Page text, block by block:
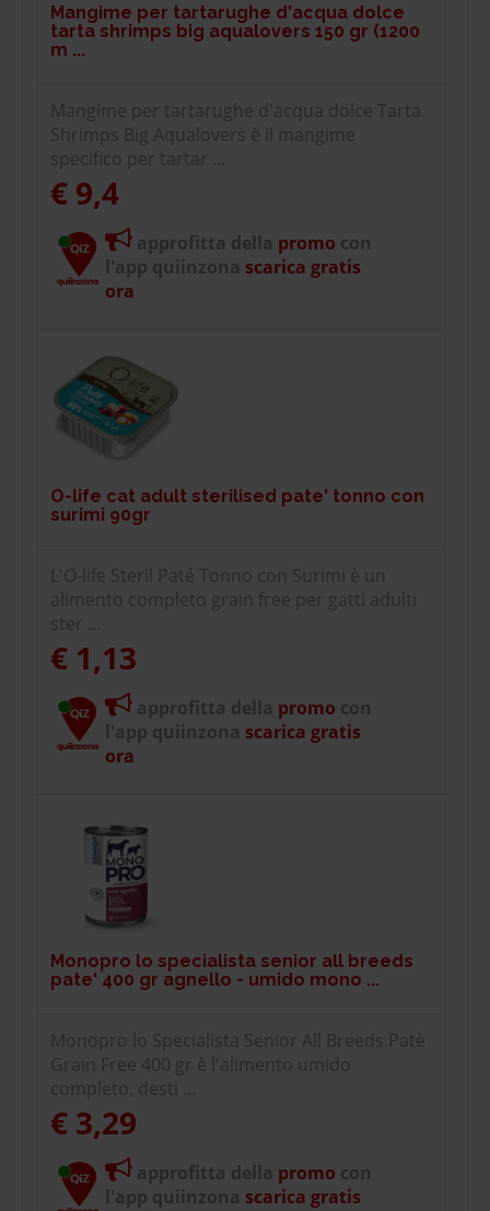
Mangime per tartarughe d'acqua dolce
tarta shrimps big aqualovers 150 gr (1200
m ...
Mangime per tartarughe d'acqua dolce Tarta
Shrimps Big Aqualovers è il mangime
specifico per tartar ...
€ 9,4
approfitta della promo con
l'app quiinzona scarica gratis
ora
O-life cat adult sterilised pate' tonno con
surimi 90gr
L'O-life Steril Paté Tonno con Surimi è un
alimento completo grain free per gatti adulti
ster ...
€ 1,13
approfitta della promo con
l'app quiinzona scarica gratis
ora
Monopro lo specialista senior all breeds
pate' 400 gr agnello - umido mono ...
Monopro lo Specialista Senior All Breeds Patè
Grain Free 400 gr è l'alimento umido
completo, desti ...
€ 3,29
approfitta della promo con
l'app quiinzona scarica gratis